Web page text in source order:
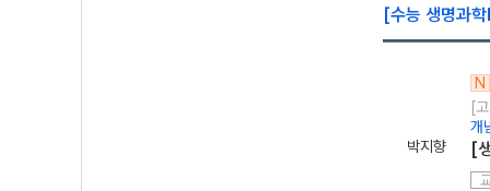
[수능 생명과
박지향
N
[
개
[